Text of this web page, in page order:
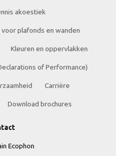
akoestiek
plafonds en wanden
Kleuren en oppervlakken
of Performance)
Carriëre
Download brochures
Ecophon